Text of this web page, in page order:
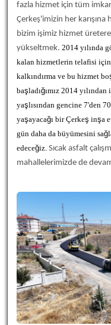
fazla hizmet için tüm
Çerkeş'imizin her
bizim işimiz hizmet
yükseltmek. 2014 yılında
kalan hizmetlerin telafisi
kalkındırma ve bu hizmet bo
başladığımız 2014 yılından
yaşlısından gencine 7'den
yaşayacağı bir Çerkeş inşa
gün daha da büyümesini sağ
edeceğiz. Sıcak asfalt
mahallelerimizde de